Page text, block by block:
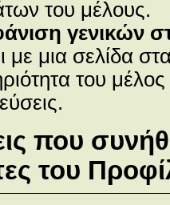
του μέλους.
γενικών
με μια σελίδα
του
που
του